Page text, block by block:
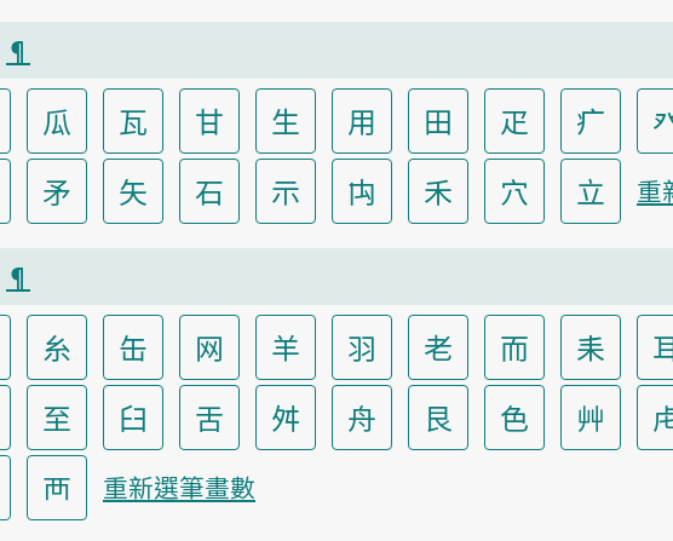
¶
瓜 瓦 甘 生 用 田 疋 疒
矛 矢 石 示 禸 禾 穴 立 重
¶
糸 缶 网 羊 羽 老 而 耒
至 臼 舌 舛 舟 艮 色 艸
襾 重新選筆畫數